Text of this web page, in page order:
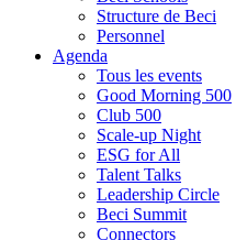
Structure de Beci
Personnel
Agenda
Tous les events
Good Morning 500
Club 500
Scale-up Night
ESG for All
Talent Talks
Leadership Circle
Beci Summit
Connectors